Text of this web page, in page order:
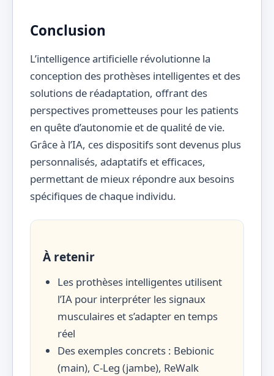
Conclusion
L’intelligence artificielle révolutionne la
conception des prothèses intelligentes et des
solutions de réadaptation, offrant des
perspectives prometteuses pour les patients
en quête d’autonomie et de qualité de vie.
Grâce à l’IA, ces dispositifs sont devenus plus
personnalisés, adaptatifs et efficaces,
permettant de mieux répondre aux besoins
spécifiques de chaque individu.
À retenir
Les prothèses intelligentes utilisent
l’IA pour interpréter les signaux
musculaires et s’adapter en temps
réel
Des exemples concrets : Bebionic
(main), C-Leg (jambe), ReWalk